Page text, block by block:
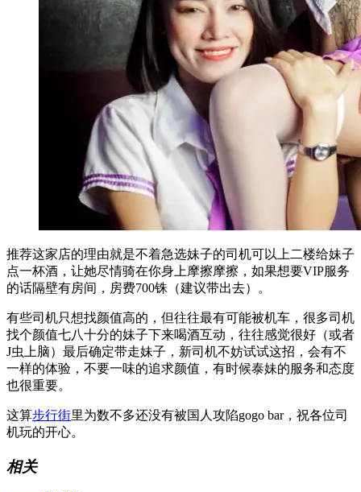
推荐这家店的理由就是不着急选妹子的司机可以上二楼给妹子
点一杯酒，让她尽情骑在你身上摩擦摩擦，如果想要VIP服务
的话隔壁有房间，房费700铢（建议带出去）。
有些司机只想找颜值高的，但往往最有可能被机车，很多司机
找个颜值七八十分的妹子下来喝酒互动，往往感觉很好（或者
J虫上脑）最后确定带走妹子，新司机不妨试试这招，会有不
一样的体验，不要一味的追求颜值，有时候泰妹的服务和态度
也很重要。
这算步行街里为数不多还没有被国人攻陷gogo bar，祝各位司
机玩的开心。
相关